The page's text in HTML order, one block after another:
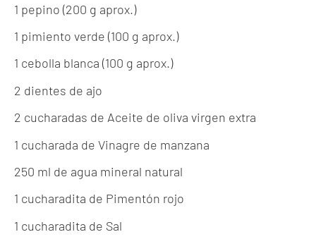
1 pepino (200 g aprox.)
1 pimiento verde (100 g aprox.)
1 cebolla blanca (100 g aprox.)
2 dientes de ajo
2 cucharadas de Aceite de oliva virgen extra
1 cucharada de Vinagre de manzana
250 ml de agua mineral natural
1 cucharadita de Pimentón rojo
1 cucharadita de Sal